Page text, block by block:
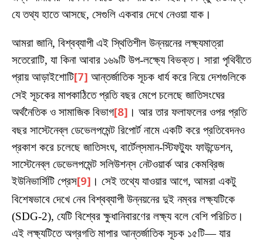
যে তথ্য হাতে আসছে, সেগুলি একবার দেখে নেওয়া যাক।
আমরা জানি, বিশ্বব্যাপী এই স্থিতিশীল উন্নয়নের লক্ষ্যমাত্রা
সতেরোটি, যা কিনা আবার ১৬৯টি উপ-লক্ষ্যে বিভক্ত। সারা পৃথিবীতে
প্রায় আড়াইশোটি[7] আন্তর্জাতিক সূচক ধার্য করে নিয়ে দেশগুলিকে
সেই সূচকের মাপকাঠিতে প্রতি বছর মেপে চলেছে জাতিসংঘের
অর্থনৈতিক ও সামাজিক বিভাগ[8] । আর তার ফলাফলের ওপর প্রতি
বছর সাস্টেনেব্‌ল ডেভেলপমেন্ট রিপোর্ট নামে একটি করে প্রতিবেদনও
প্রকাশ করে চলেছে জাতিসংঘ, বার্টেল্‌সমান-স্টিফট্যুং ফাউন্ডেশন,
সাস্টেনেব্‌ল ডেভেলপমেন্ট সলিউশন্‌স নেটওয়ার্ক আর কেমব্রিজ
ইউনিভার্সিটি প্রেস[9] । সেই তথ্যে যাওয়ার আগে, আমরা একটু
বিশেষভাবে দেখে নেব বিশ্বব্যাপী উন্নয়নের দুই নম্বর লক্ষ্যটিকে
(SDG-2), যেটি বিশ্বের ক্ষুধানিবারণের লক্ষ্য বলে বেশি পরিচিত।
এই লক্ষ্যটিতে অগ্রগতি মাপার আন্তর্জাতিক সূচক ১৫টি— যার